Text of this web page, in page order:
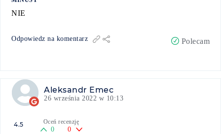
NIE
Odpowiedz na komentarz Polecam
Aleksandr Emec
26 września 2022 w 10:13
4.5 Oceń recenzję
0 0